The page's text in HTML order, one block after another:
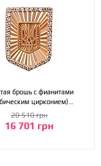
брошь с фианитами
цирконием)
(1знч-001)
16 701 грн
20 510 грн